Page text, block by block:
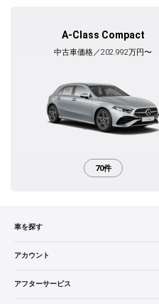
A-Class Compact
中古車価格／202.992万円〜
70件
車を探す
中古車検索
販売店検索
アカウント
ログイン
アフターサービス